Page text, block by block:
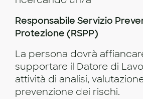
Responsabile Servizio
Protezione (RSPP)
La persona dovrà
supportare il Datore di
attività di analisi,
prevenzione dei rischi.